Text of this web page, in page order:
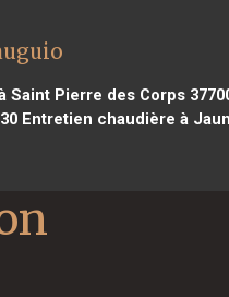
Saint Pierre des Corps
Entretien chaudière à